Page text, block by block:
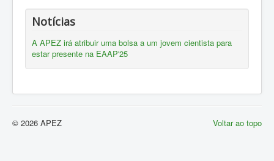
Notícias
A APEZ irá atribuir uma bolsa a um jovem cientista para
estar presente na EAAP'25
Voltar ao topo
© 2026 APEZ